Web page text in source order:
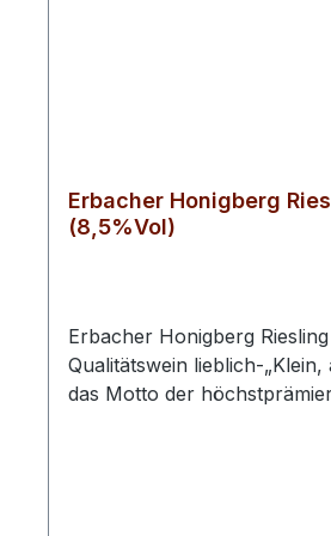
Erbacher Honigberg
(8,5%Vol)
Erbacher Honigberg
Qualitätswein lieblich-„Klein,
das Motto der